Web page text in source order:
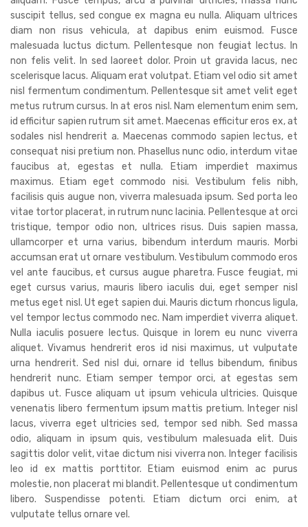
suscipit tellus, sed congue ex magna eu nulla. Aliquam ultrices
diam non risus vehicula, at dapibus enim euismod. Fusce
malesuada luctus dictum. Pellentesque non feugiat lectus. In
non felis velit. In sed laoreet dolor. Proin ut gravida lacus, nec
scelerisque lacus. Aliquam erat volutpat. Etiam vel odio sit amet
nisl fermentum condimentum. Pellentesque sit amet velit eget
metus rutrum cursus. In at eros nisl. Nam elementum enim sem,
id efficitur sapien rutrum sit amet. Maecenas efficitur eros ex, at
sodales nisl hendrerit a. Maecenas commodo sapien lectus, et
consequat nisi pretium non. Phasellus nunc odio, interdum vitae
faucibus at, egestas et nulla. Etiam imperdiet maximus
maximus. Etiam eget commodo nisi. Vestibulum felis nibh,
facilisis quis augue non, viverra malesuada ipsum. Sed porta leo
vitae tortor placerat, in rutrum nunc lacinia. Pellentesque at orci
tristique, tempor odio non, ultrices risus. Duis sapien massa,
ullamcorper et urna varius, bibendum interdum mauris. Morbi
accumsan erat ut ornare vestibulum. Vestibulum commodo eros
vel ante faucibus, et cursus augue pharetra. Fusce feugiat, mi
eget cursus varius, mauris libero iaculis dui, eget semper nisl
metus eget nisl. Ut eget sapien dui. Mauris dictum rhoncus ligula,
vel tempor lectus commodo nec. Nam imperdiet viverra aliquet.
Nulla iaculis posuere lectus. Quisque in lorem eu nunc viverra
aliquet. Vivamus hendrerit eros id nisi maximus, ut vulputate
urna hendrerit. Sed nisl dui, ornare id tellus bibendum, finibus
hendrerit nunc. Etiam semper tempor orci, at egestas sem
dapibus ut. Fusce aliquam ut ipsum vehicula ultricies. Quisque
venenatis libero fermentum ipsum mattis pretium. Integer nisl
lacus, viverra eget ultricies sed, tempor sed nibh. Sed massa
odio, aliquam in ipsum quis, vestibulum malesuada elit. Duis
sagittis dolor velit, vitae dictum nisi viverra non. Integer facilisis
leo id ex mattis porttitor. Etiam euismod enim ac purus
molestie, non placerat mi blandit. Pellentesque ut condimentum
libero. Suspendisse potenti. Etiam dictum orci enim, at
vulputate tellus ornare vel.